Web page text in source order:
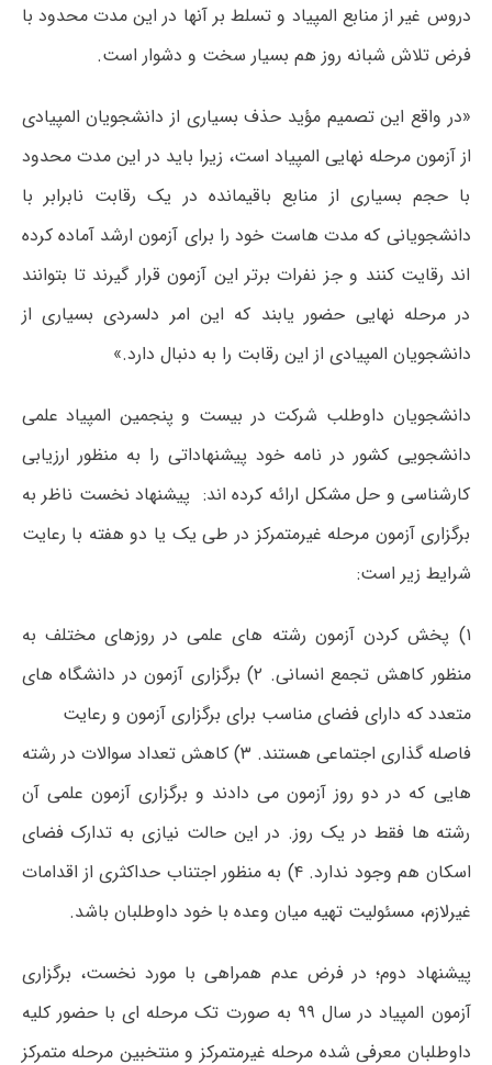
دروس غیر از منابع المپیاد و تسلط بر آنها در این مدت محدود با
فرض تلاش شبانه روز هم بسیار سخت و دشوار است.
«در واقع این تصمیم مؤید حذف بسیاری از دانشجویان المپیادی
از آزمون مرحله نهایی المپیاد است، زیرا باید در این مدت محدود
با حجم بسیاری از منابع باقیمانده در یک رقابت نابرابر با
دانشجویانی که مدت هاست خود را برای آزمون ارشد آماده کرده
اند رقایت کنند و جز نفرات برتر این آزمون قرار گیرند تا بتوانند
در مرحله نهایی حضور یابند که این امر دلسردی بسیاری از
دانشجویان المپیادی از این رقابت را به دنبال دارد.»
دانشجویان داوطلب شرکت در بیست و پنجمین المپیاد علمی
دانشجویی کشور در نامه خود پیشنهاداتی را به منظور ارزیابی
کارشناسی و حل مشکل ارائه کرده اند: پیشنهاد نخست ناظر به
برگزاری آزمون مرحله غیرمتمرکز در طی یک یا دو هفته با رعایت
شرایط زیر است:
۱) پخش کردن آزمون رشته های علمی در روزهای مختلف به
منظور کاهش تجمع انسانی. ۲) برگزاری آزمون در دانشگاه های
متعدد که دارای فضای مناسب برای برگزاری آزمون و رعایت
فاصله گذاری اجتماعی هستند. ۳) کاهش تعداد سوالات در رشته
هایی که در دو روز آزمون می دادند و برگزاری آزمون علمی آن
رشته ها فقط در یک روز. در این حالت نیازی به تدارک فضای
اسکان هم وجود ندارد. ۴) به منظور اجتناب حداکثری از اقدامات
غیرلازم، مسئولیت تهیه میان وعده با خود داوطلبان باشد.
پیشنهاد دوم؛ در فرض عدم همراهی با مورد نخست، برگزاری
آزمون المپیاد در سال ۹۹ به صورت تک مرحله ای با حضور کلیه
داوطلبان معرفی شده مرحله غیرمتمرکز و منتخبین مرحله متمرکز